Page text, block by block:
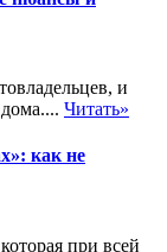
и
Читать»
как не
при всей